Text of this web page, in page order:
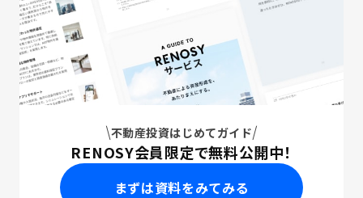
不動産投資はじめてガイド
RENOSY会員限定で無料公開中！
まずは資料をみてみる